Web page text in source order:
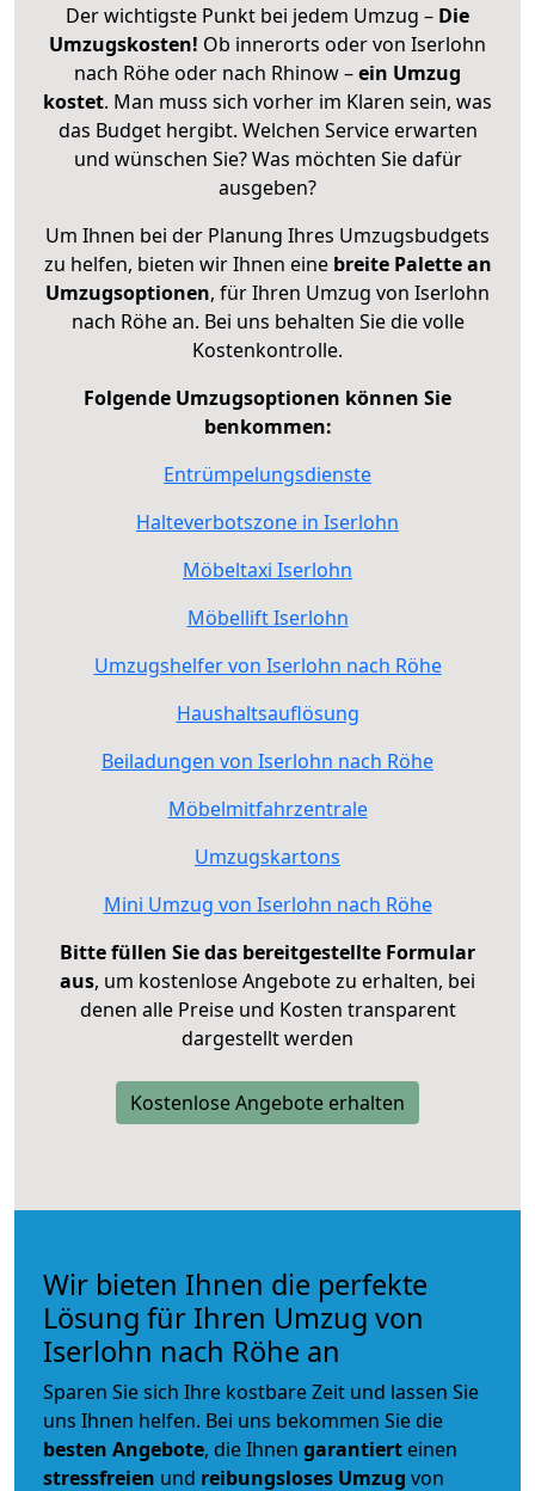
Der wichtigste Punkt bei jedem Umzug – Die
Umzugskosten! Ob innerorts oder von Iserlohn
nach Röhe oder nach Rhinow –ein Umzug
kostet. Man muss sich vorher im Klaren sein, was
das Budget hergibt. Welchen Service erwarten
und wünschen Sie? Was möchten Sie dafür
ausgeben?
Um Ihnen bei der Planung Ihres Umzugsbudgets
zu helfen, bieten wir Ihnen eine breite Palette an
Umzugsoptionen, für Ihren Umzug von Iserlohn
nach Röhe an. Bei uns behalten Sie die volle
Kostenkontrolle.
Folgende Umzugsoptionen können Sie
benkommen:
Entrümpelungsdienste
Halteverbotszone in Iserlohn
Möbeltaxi Iserlohn
Möbellift Iserlohn
Umzugshelfer von Iserlohn nach Röhe
Haushaltsauflösung
Beiladungen von Iserlohn nach Röhe
Möbelmitfahrzentrale
Umzugskartons
Mini Umzug von Iserlohn nach Röhe
Bitte füllen Sie das bereitgestellte Formular
aus, um kostenlose Angebote zu erhalten, bei
denen alle Preise und Kosten transparent
dargestellt werden
Kostenlose Angebote erhalten
Wir bieten Ihnen die perfekte
Lösung für Ihren Umzug von
Iserlohn nach Röhe an
Sparen Sie sich Ihre kostbare Zeit und lassen Sie
uns Ihnen helfen. Bei uns bekommen Sie die
besten Angebote, die Ihnen garantiert einen
stressfreien und reibungsloses Umzug von